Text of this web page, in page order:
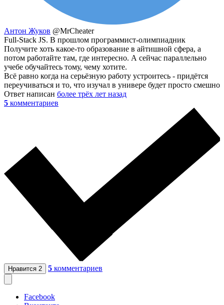
Антон Жуков @MrCheater
Full-Stack JS. В прошлом программист-олимпиадник
Получите хоть какое-то образование в айтишной сфера, а
потом работайте там, где интересно. А сейчас параллельно
учебе обучайтесь тому, чему хотите.
Всё равно когда на серьёзную работу устроитесь - придётся
переучиваться и то, что изучал в универе будет просто смешно
Ответ написан более трёх лет назад
5 комментариев
Нравится 2 5 комментариев
Facebook